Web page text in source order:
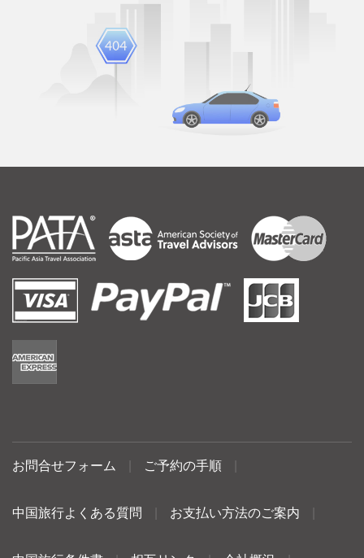
お問合せフォーム ご予約の手順
中国旅行よくある質問 お支払い方法のご案内